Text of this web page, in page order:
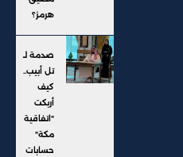
هرمز؟
صدمة لـ
تل أبيب..
كيف
أربكت
"اتفاقية
مكة"
حسابات